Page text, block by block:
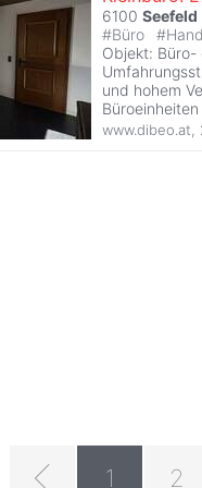
6100 Seefeld
#Büro #
Objekt: Büro-
und hohem
Büroeinheiten
www.dibeo.at
1 2